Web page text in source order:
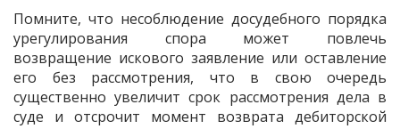
Помните, что несоблюдение досудебного порядка
урегулирования спора может повлечь
возвращение искового заявление или оставление
его без рассмотрения, что в свою очередь
существенно увеличит срок рассмотрения дела в
суде и отсрочит момент возврата дебиторской